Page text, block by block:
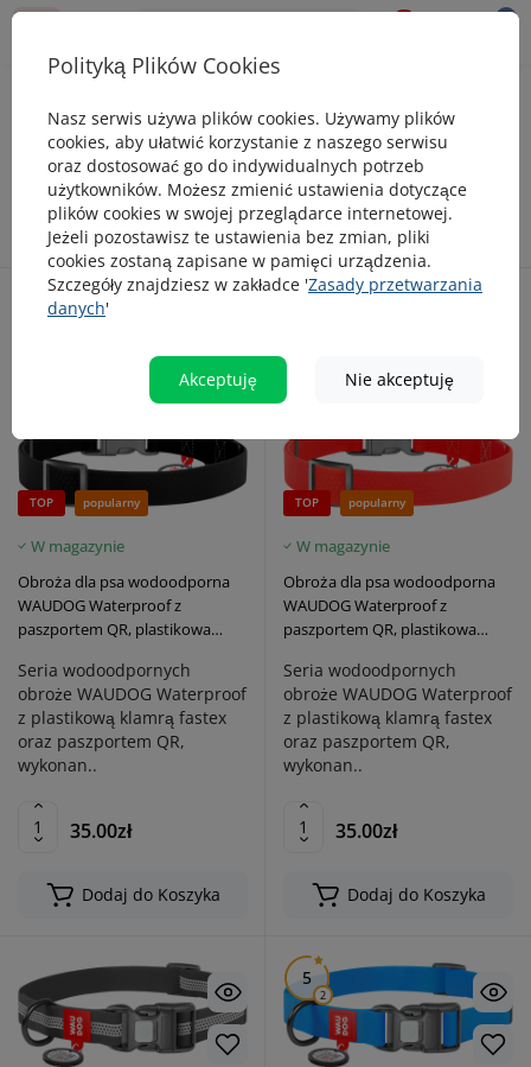
0
Wodoodporne obroże dla psa
TOP popularny
W magazynie
Obroża dla psa wodoodporna
WAUDOG Waterproof z
paszportem QR, plastikowa
Seria wodoodpornych
obroże WAUDOG Waterproof
z plastikową klamrą fastex
oraz paszportem QR,
wykonan..
35.00zł
Dodaj do Koszyka
TOP popularny
W magazynie
Obroża dla psa wodoodporna
WAUDOG Waterproof z
paszportem QR, plastikowa
Seria wodoodpornych
obroże WAUDOG Waterproof
z plastikową klamrą fastex
oraz paszportem QR,
wykonan..
35.00zł
Dodaj do Koszyka
5
2
Polityką Plików Cookies
Nasz serwis używa plików cookies. Używamy plików
cookies, aby ułatwić korzystanie z naszego serwisu
oraz dostosować go do indywidualnych potrzeb
użytkowników. Możesz zmienić ustawienia dotyczące
plików cookies w swojej przeglądarce internetowej.
Jeżeli pozostawisz te ustawienia bez zmian, pliki
cookies zostaną zapisane w pamięci urządzenia.
Szczegóły znajdziesz w zakładce 'Zasady przetwarzania
danych'
Akceptuję Nie akceptuję